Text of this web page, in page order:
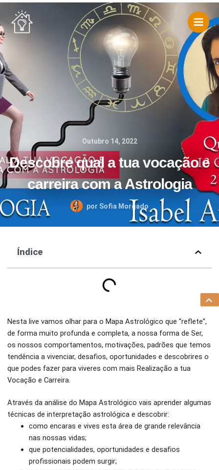
Skip
content
Outubro 14, 2022
Descobre qual a tua vocação e
carreira com a Astrologia
por Sofia Morgado
Índice
Nesta live vamos olhar para o Mapa Astrológico que “reflete”,
de forma muito profunda e completa, a nossa forma de Ser,
os nossos comportamentos, motivações, padrões que temos
tendência a vivenciar, desafios, oportunidades e descobrires o
que podes fazer para viveres com mais Realização a tua
Vocação e Carreira.
Através da análise do Mapa Astrológico vais aprender algumas
técnicas de interpretação astrológica e descobrir:
como encaras e vives esta área de grande relevância
nas nossas vidas;
que potencialidades, oportunidades e desafios
profissionais podem surgir;